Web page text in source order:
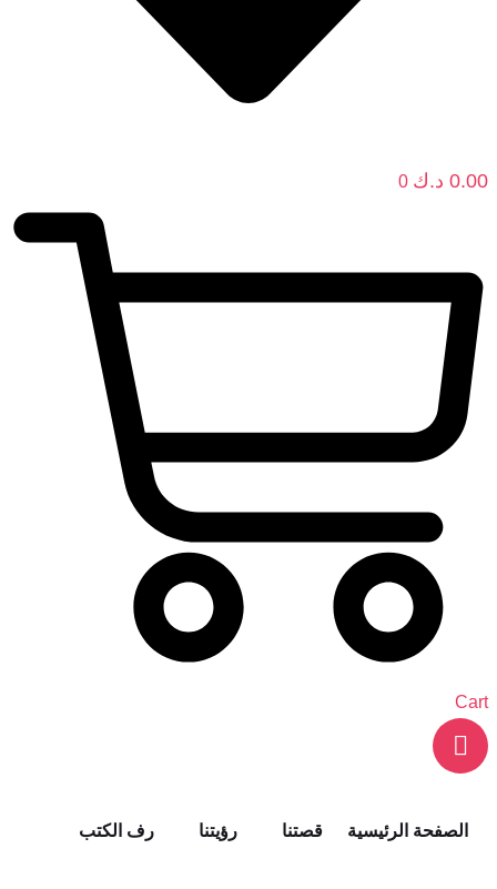
0.00 د.ك 0
Cart
الصفحة الرئيسية قصتنا رؤيتنا رف الكتب